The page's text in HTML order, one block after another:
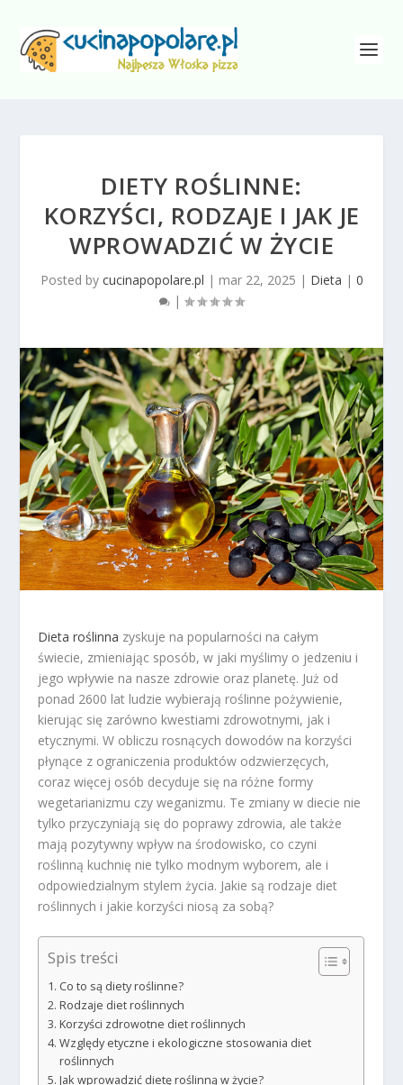
DIETY ROŚLINNE:
KORZYŚCI, RODZAJE I JAK JE
WPROWADZIĆ W ŻYCIE
Posted by cucinapopolare.pl | mar 22, 2025 | Dieta | 0
|
Dieta roślinna zyskuje na popularności na całym
świecie, zmieniając sposób, w jaki myślimy o jedzeniu i
jego wpływie na nasze zdrowie oraz planetę. Już od
ponad 2600 lat ludzie wybierają roślinne pożywienie,
kierując się zarówno kwestiami zdrowotnymi, jak i
etycznymi. W obliczu rosnących dowodów na korzyści
płynące z ograniczenia produktów odzwierzęcych,
coraz więcej osób decyduje się na różne formy
wegetarianizmu czy weganizmu. Te zmiany w diecie nie
tylko przyczyniają się do poprawy zdrowia, ale także
mają pozytywny wpływ na środowisko, co czyni
roślinną kuchnię nie tylko modnym wyborem, ale i
odpowiedzialnym stylem życia. Jakie są rodzaje diet
roślinnych i jakie korzyści niosą za sobą?
Spis treści
Co to są diety roślinne?
Rodzaje diet roślinnych
Korzyści zdrowotne diet roślinnych
Względy etyczne i ekologiczne stosowania diet
roślinnych
Jak wprowadzić dietę roślinną w życie?